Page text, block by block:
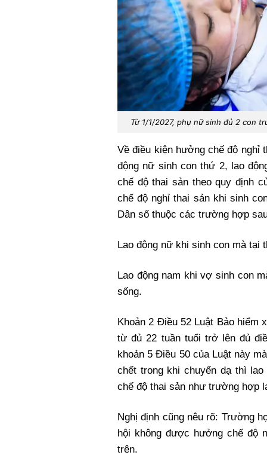
Từ 1/1/2027, phụ nữ sinh đủ 2 con
Về điều kiện hưởng chế độ nghỉ
động nữ sinh con thứ 2, lao
chế độ thai sản theo quy định
chế độ nghỉ thai sản khi sinh
Dân số thuộc các trường hợp
Lao động nữ khi sinh con mà tại
Lao động nam khi vợ sinh con
sống.
Khoản 2 Điều 52 Luật Bảo hiểm
từ đủ 22 tuần tuổi trở lên đủ
khoản 5 Điều 50 của Luật này
chết trong khi chuyển dạ thì
chế độ thai sản như trường hợp
Nghị định cũng nêu rõ: Trường
hội không được hưởng chế độ
trên.